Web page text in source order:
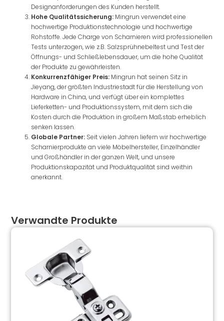
Designanforderungen des Kunden herstellt.
Hohe Qualitätssicherung: Mingrun verwendet eine
hochwertige Produktionstechnologie und hochwertige
Rohstoffe. Jede Charge von Scharnieren wird professionellen
Tests unterzogen, wie z.B. Salzsprühnebeltest und Test der
Öffnungs- und Schließlebensdauer, um die hohe Qualität
der Produkte zu gewährleisten.
Konkurrenzfähiger Preis: Mingrun hat seinen Sitz in
Jieyang, der größten Industriestadt für die Herstellung von
Hardware in China, und verfügt über ein komplettes
Lieferketten- und Produktionssystem, mit dem sich die
Kosten durch die Produktion in großem Maßstab erheblich
senken lassen.
Globale Partner: Seit vielen Jahren liefern wir hochwertige
Scharnierprodukte an viele Möbelhersteller, Einzelhändler
und Großhändler in der ganzen Welt, und unsere
Produktionskapazität und Produktqualität sind weithin
anerkannt.
Verwandte Produkte